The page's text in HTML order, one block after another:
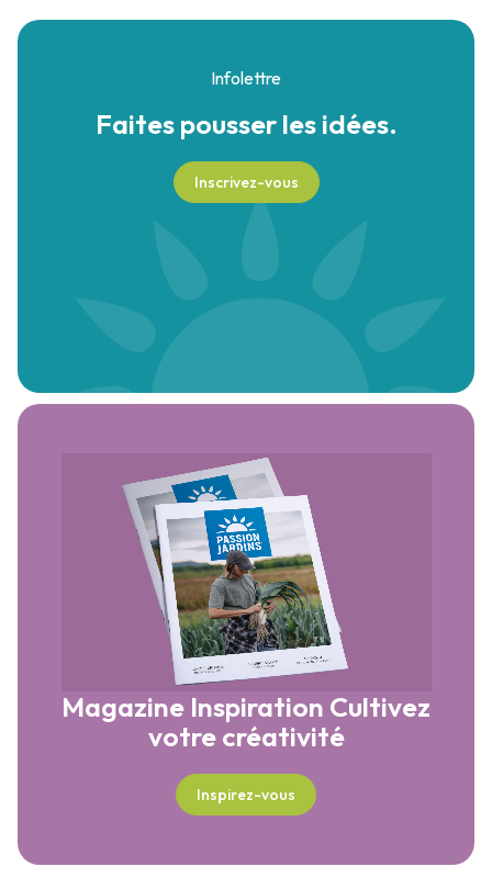
Infolettre
Faites pousserles idées.
Inscrivez-vous
Magazine Inspiration Cultivez
votre créativité
Inspirez-vous